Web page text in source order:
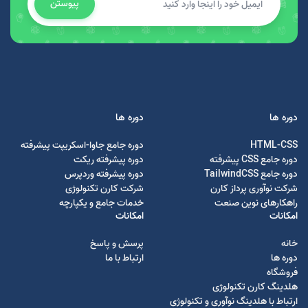
پیوستن
دوره ها
HTML-CSS
دوره جامع CSS پیشرفته
دوره جامع TailwindCSS
شرکت نوآوری پرداز کارن
راهکارهای نوین صنعت
دوره ها
دوره جامع جاوا-اسکریپت پیشرفته
دوره پیشرفته ریکت
دوره پیشرفته وردپرس
شرکت کارن تکنولوژی
خدمات جامع و یکپارچه
امکانات
خانه
دوره ها
فروشگاه
هلدینگ کارن تکنولوژی
ارتباط با هلدینگ نوآوری و تکنولوژی
امکانات
پرسش و پاسخ
ارتباط با ما